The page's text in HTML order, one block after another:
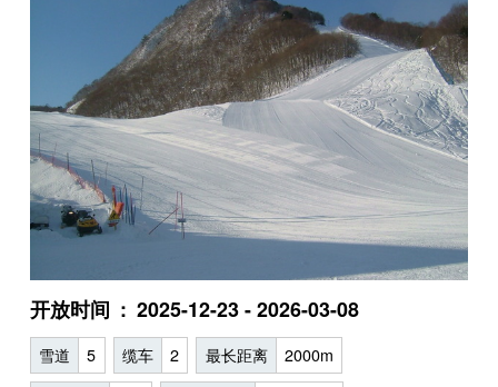
开放时间 2025-12-23 - 2026-03-08
雪道 5 缆车 2 最长距离 2000m